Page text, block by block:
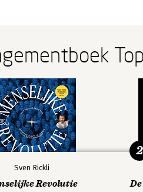
Sven Rickli
Revolutie
2